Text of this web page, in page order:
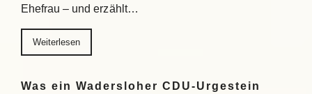
Ehefrau – und erzählt…
Weiterlesen
Was ein Wadersloher CDU-Urgestein